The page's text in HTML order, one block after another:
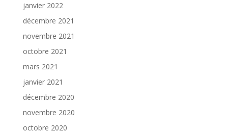
janvier 2022
décembre 2021
novembre 2021
octobre 2021
mars 2021
janvier 2021
décembre 2020
novembre 2020
octobre 2020